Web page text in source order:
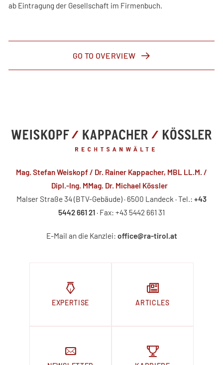
ab Eintragung der Gesellschaft im Firmenbuch.
GO TO OVERVIEW
Mag. Stefan Weiskopf / Dr. Rainer Kappacher, MBL LL.M. /
Dipl.-Ing. MMag. Dr. Michael Kössler
Malser Straße 34 (BTV-Gebäude) · 6500 Landeck · Tel.: +43
5442 661 21 · Fax: +43 5442 661 31
E-Mail an die Kanzlei: office@ra-tirol.at
EXPERTISE ARTICLES